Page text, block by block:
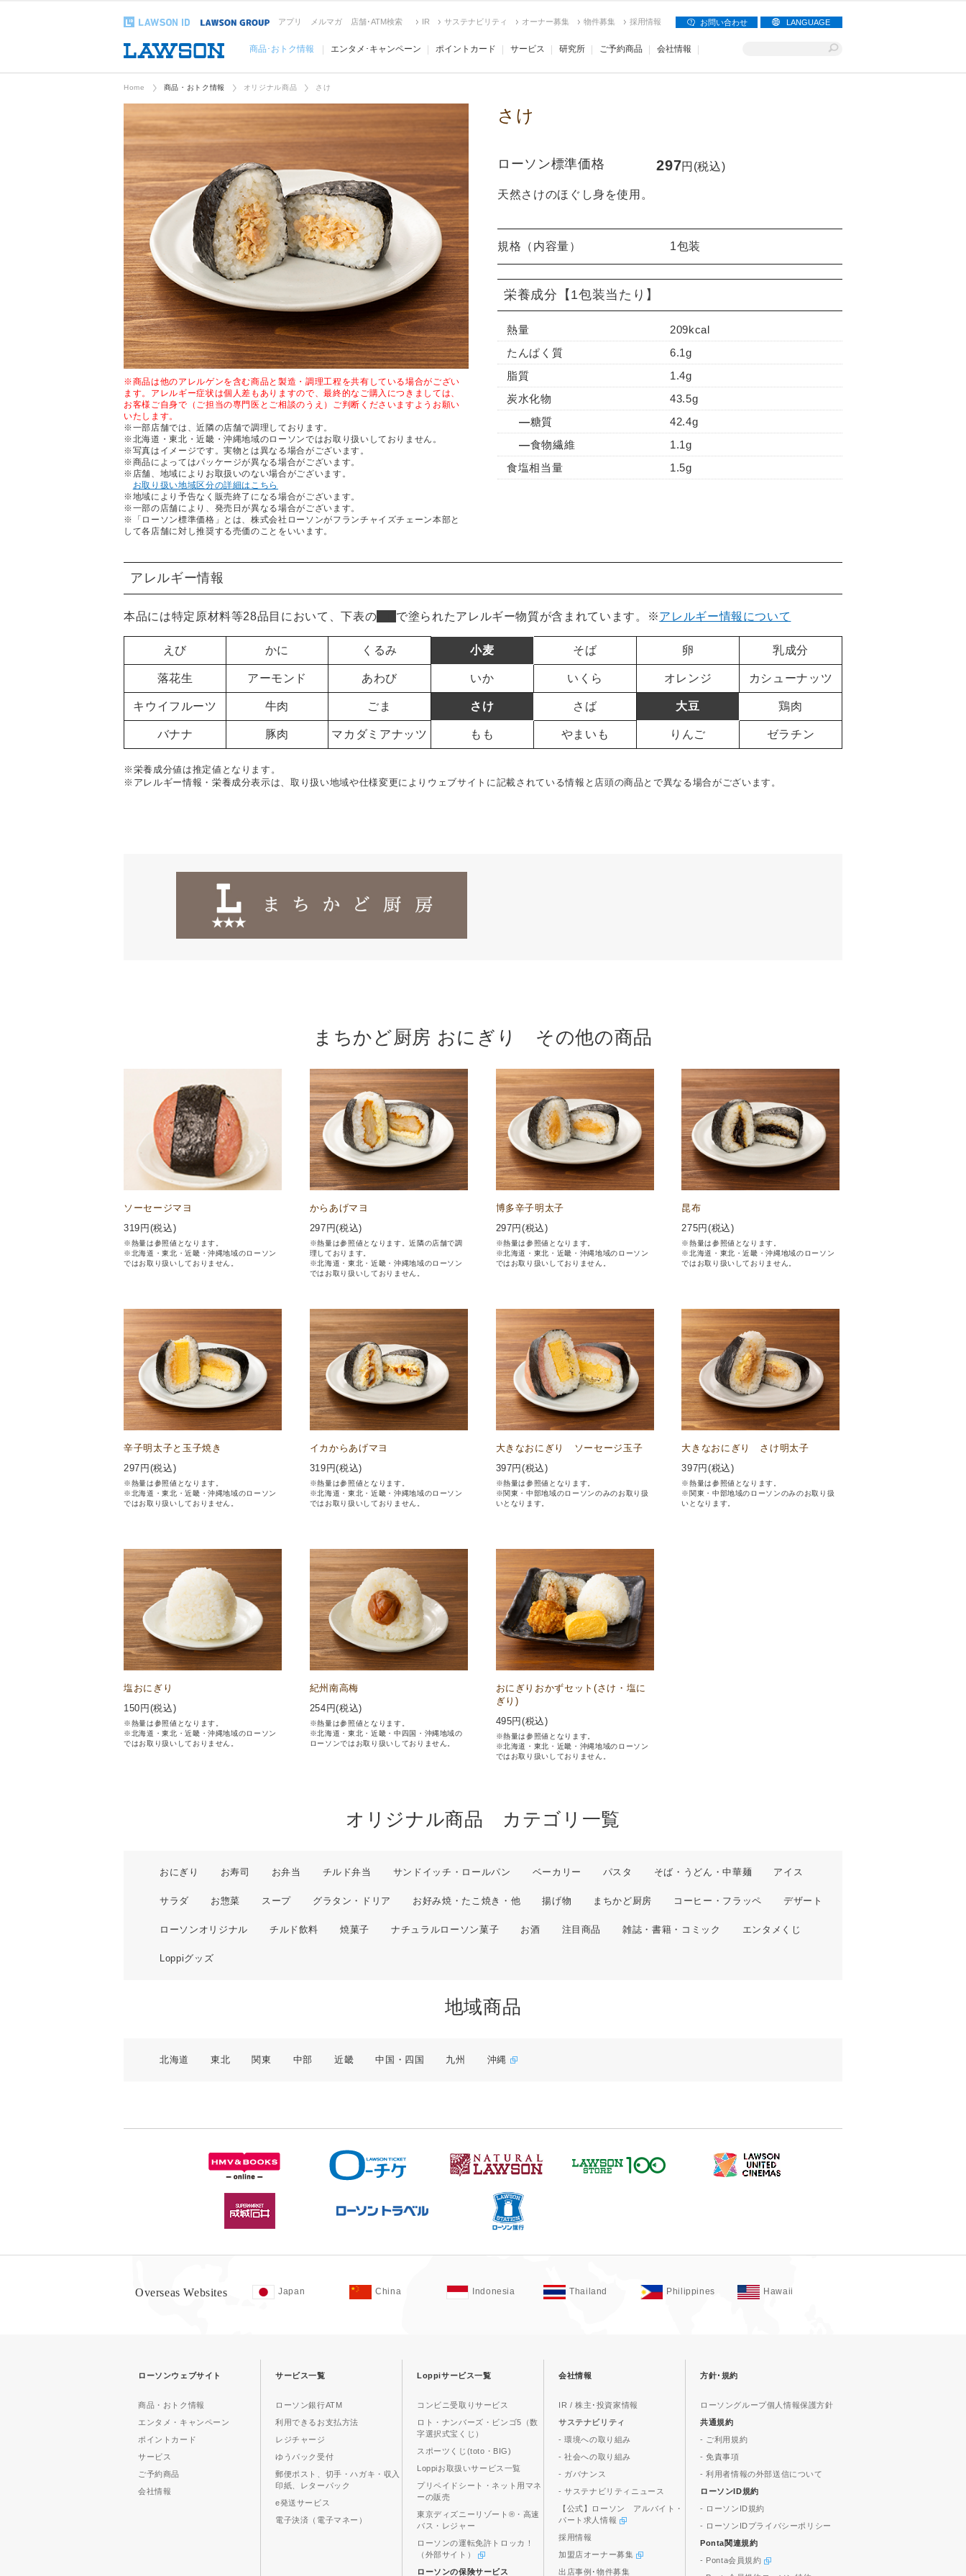
アプリ メルマガ 店舗･ATM検索 IR サステナビリティ オーナー募集 物件募集 採用情報 お問い合わせ LANGUAGE
商品･おトク情報 エンタメ･キャンペーン ポイントカード サービス 研究所 ご予約商品 会社情報
Home 商品・おトク情報 オリジナル商品 さけ
※商品は他のアレルゲンを含む商品と製造・調理工程を共有している場合がござい
ます。アレルギー症状は個人差もありますので、最終的なご購入につきましては、
お客様ご自身で（ご担当の専門医とご相談のうえ）ご判断くださいますようお願い
いたします。
※一部店舗では、近隣の店舗で調理しております。
※北海道・東北・近畿・沖縄地域のローソンではお取り扱いしておりません。
※写真はイメージです。実物とは異なる場合がございます。
※商品によってはパッケージが異なる場合がございます。
※店舗、地域によりお取扱いのない場合がございます。
お取り扱い地域区分の詳細はこちら
※地域により予告なく販売終了になる場合がございます。
※一部の店舗により、発売日が異なる場合がございます。
※「ローソン標準価格」とは、株式会社ローソンがフランチャイズチェーン本部と
して各店舗に対し推奨する売価のことをいいます。
さけ
ローソン標準価格 297円(税込)
天然さけのほぐし身を使用。
規格（内容量） 1包装
栄養成分 【1包装当たり】
熱量
209kcal
たんぱく質
6.1g
脂質
1.4g
炭水化物
43.5g
糖質
42.4g
食物繊維
1.1g
食塩相当量
1.5g
アレルギー情報
本品には特定原材料等28品目において、下表の で塗られたアレルギー物質が含まれています。 ※アレルギー情報について
えび かに くるみ 小麦 そば 卵 乳成分
落花生 アーモンド あわび いか いくら オレンジ カシューナッツ
キウイフルーツ 牛肉 ごま さけ さば 大豆 鶏肉
バナナ 豚肉 マカダミアナッツ もも やまいも りんご ゼラチン
※栄養成分値は推定値となります。
※アレルギー情報・栄養成分表示は、取り扱い地域や仕様変更によりウェブサイトに記載されている情報と店頭の商品とで異なる場合がございます。
まちかど厨房 おにぎり その他の商品
ソーセージマヨ
319 円(税込)
※熱量は参照値となります。
※北海道・東北・近畿・沖縄地域のローソン
ではお取り扱いしておりません。
からあげマヨ
297 円(税込)
※熱量は参照値となります。近隣の店舗で調
理しております。
※北海道・東北・近畿・沖縄地域のローソン
ではお取り扱いしておりません。
博多辛子明太子
297円(税込)
※熱量は参照値となります。
※北海道・東北・近畿・沖縄地域のローソン
ではお取り扱いしておりません。
昆布
275円(税込)
※熱量は参照値となります。
※北海道・東北・近畿・沖縄地域のローソン
ではお取り扱いしておりません。
辛子明太子と玉子焼き
297 円(税込)
※熱量は参照値となります。
※北海道・東北・近畿・沖縄地域のローソン
ではお取り扱いしておりません。
イカからあげマヨ
319 円(税込)
※熱量は参照値となります。
※北海道・東北・近畿・沖縄地域のローソン
ではお取り扱いしておりません。
大きなおにぎり ソーセージ玉子
397円(税込)
※熱量は参照値となります。
※関東・中部地域のローソンのみのお取り扱
いとなります。
大きなおにぎり さけ明太子
397円(税込)
※熱量は参照値となります。
※関東・中部地域のローソンのみのお取り扱
いとなります。
塩おにぎり
150 円(税込)
※熱量は参照値となります。
※北海道・東北・近畿・沖縄地域のローソン
ではお取り扱いしておりません。
紀州南高梅
254 円(税込)
※熱量は参照値となります。
※北海道・東北・近畿・中四国・沖縄地域の
ローソンではお取り扱いしておりません。
おにぎりおかずセット(さけ・塩に
ぎり)
495円(税込)
※熱量は参照値となります。
※北海道・東北・近畿・沖縄地域のローソン
ではお取り扱いしておりません。
オリジナル商品 カテゴリ一覧
おにぎり お寿司 お弁当 チルド弁当 サンドイッチ・ロールパン ベーカリー パスタ そば・うどん・中華麺 アイス
サラダ お惣菜 スープ グラタン・ドリア お好み焼・たこ焼き・他 揚げ物 まちかど厨房 コーヒー・フラッペ デザート
ローソンオリジナル チルド飲料 焼菓子 ナチュラルローソン菓子 お酒 注目商品 雑誌・書籍・コミック エンタメくじ
Loppiグッズ
地域商品
北海道 東北 関東 中部 近畿 中国・四国 九州 沖縄
Overseas Websites Japan China Indonesia Thailand Philippines Hawaii
ローソンウェブサイト
商品・おトク情報
エンタメ・キャンペーン
ポイントカード
サービス
ご予約商品
会社情報
サービス一覧
ローソン銀行ATM
利用できるお支払方法
レジチャージ
ゆうパック受付
郵便ポスト、切手・ハガキ・収入
印紙、レターパック
e発送サービス
電子決済（電子マネー）
Loppiサービス一覧
コンビニ受取りサービス
ロト・ナンバーズ・ビンゴ5（数
字選択式宝くじ）
スポーツくじ(toto・BIG)
Loppiお取扱いサービス一覧
プリペイドシート・ネット用マネ
ーの販売
東京ディズニーリゾート®・高速
バス・レジャー
ローソンの運転免許トロッカ！
（外部サイト）
ローソンの保険サービス
会社情報
IR / 株主･投資家情報
サステナビリティ
- 環境への取り組み
- 社会への取り組み
- ガバナンス
- サステナビリティニュース
【公式】ローソン アルバイト・
パート求人情報
採用情報
加盟店オーナー募集
出店事例･物件募集
方針･規約
ローソングループ個人情報保護方針
共通規約
- ご利用規約
- 免責事項
- 利用者情報の外部送信について
ローソンID規約
- ローソンID規約
- ローソンIDプライバシーポリシー
Ponta関連規約
- Ponta会員規約